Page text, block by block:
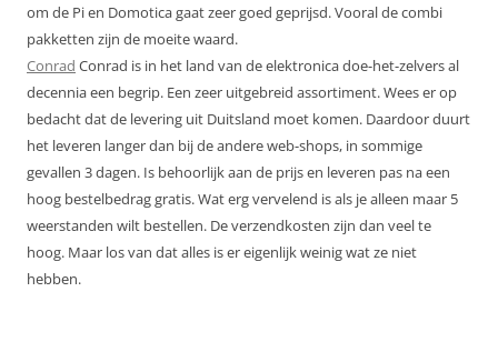
om de Pi en Domotica gaat zeer goed geprijsd. Vooral de combi
pakketten zijn de moeite waard.
Conrad Conrad is in het land van de elektronica doe-het-zelvers al
decennia een begrip. Een zeer uitgebreid assortiment. Wees er op
bedacht dat de levering uit Duitsland moet komen. Daardoor duurt
het leveren langer dan bij de andere web-shops, in sommige
gevallen 3 dagen. Is behoorlijk aan de prijs en leveren pas na een
hoog bestelbedrag gratis. Wat erg vervelend is als je alleen maar 5
weerstanden wilt bestellen. De verzendkosten zijn dan veel te
hoog. Maar los van dat alles is er eigenlijk weinig wat ze niet
hebben.